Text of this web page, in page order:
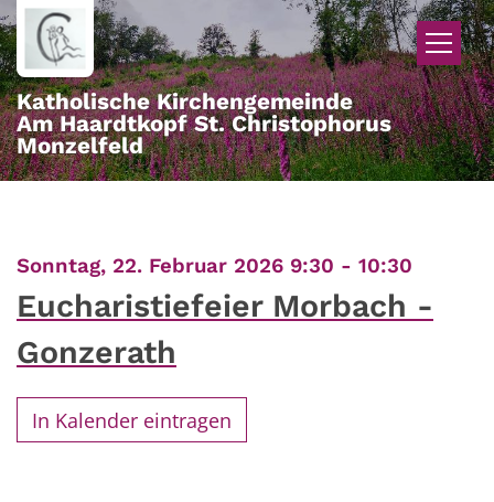
Zum Inhalt springen
Katholische Kirchengemeinde
Am Haardtkopf St. Christophorus
Monzelfeld
Sonntag, 22. Februar 2026 9:30 - 10:30
Eucharistiefeier Morbach -
Gonzerath
In Kalender eintragen